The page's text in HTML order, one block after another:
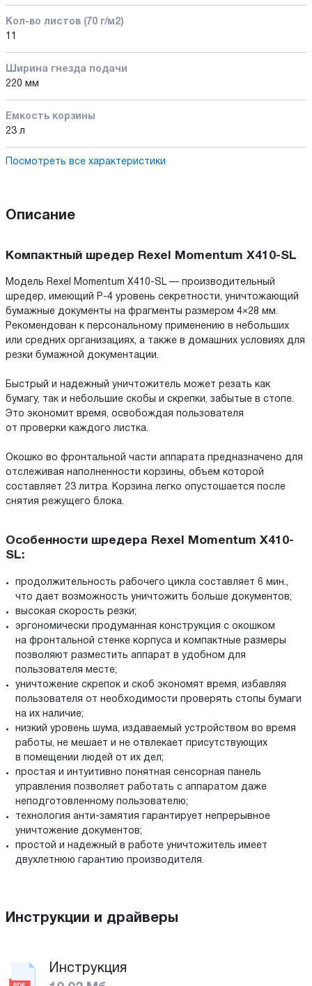
Кол-во листов (70 г/м2)
11
Ширина гнезда подачи
220 мм
Емкость корзины
23 л
Посмотреть все характеристики
Описание
Компактный шредер Rexel Momentum X410-SL
Модель Rexel Momentum X410-SL — производительный
шредер, имеющий P-4 уровень секретности, уничтожающий
бумажные документы на фрагменты размером 4×28 мм.
Рекомендован к персональному применению в небольших
или средних организациях, а также в домашних условиях для
резки бумажной документации.
Быстрый и надежный уничтожитель может резать как
бумагу, так и небольшие скобы и скрепки, забытые в стопе.
Это экономит время, освобождая пользователя
от проверки каждого листка.
Окошко во фронтальной части аппарата предназначено для
отслеживая наполненности корзины, объем которой
составляет 23 литра. Корзина легко опустошается после
снятия режущего блока.
Особенности шредера Rexel Momentum X410-
SL:
продолжительность рабочего цикла составляет 6 мин.,
что дает возможность уничтожить больше документов;
высокая скорость резки;
эргономически продуманная конструкция с окошком
на фронтальной стенке корпуса и компактные размеры
позволяют разместить аппарат в удобном для
пользователя месте;
уничтожение скрепок и скоб экономят время, избавляя
пользователя от необходимости проверять стопы бумаги
на их наличие;
низкий уровень шума, издаваемый устройством во время
работы, не мешает и не отвлекает присутствующих
в помещении людей от их дел;
простая и интуитивно понятная сенсорная панель
управления позволяет работать с аппаратом даже
неподготовленному пользователю;
технология анти-замятия гарантирует непрерывное
уничтожение документов;
простой и надежный в работе уничтожитель имеет
двухлетнюю гарантию производителя.
Инструкции и драйверы
Инструкция